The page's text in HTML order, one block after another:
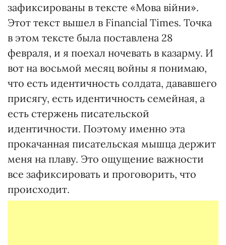
зафиксированы в тексте «Мова війни».
Этот текст вышел в Financial Times. Точка
в этом тексте была поставлена 28
февраля, и я поехал ночевать в казарму. И
вот на восьмой месяц войны я понимаю,
что есть идентичность солдата, дававшего
присягу, есть идентичность семейная, а
есть стержень писательской
идентичности. Поэтому именно эта
прокачанная писательская мышца держит
меня на плаву. Это ощущение важности
все зафиксировать и проговорить, что
происходит.